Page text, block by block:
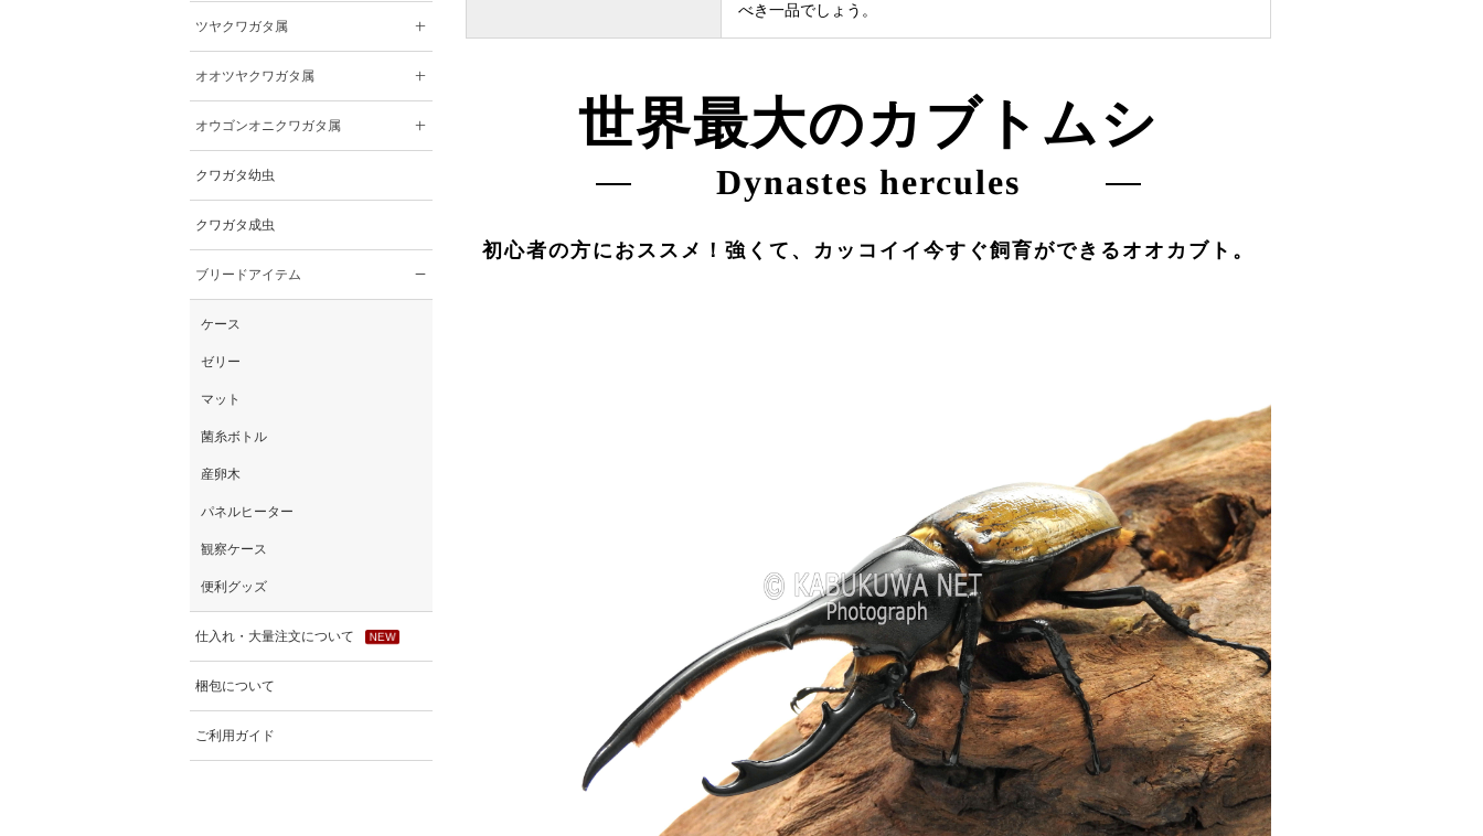
べき一品でしょう。
世界最大のカブトムシ
Dynastes hercules
初心者の方におススメ！強くて、カッコイイ今すぐ飼育ができるオオカブト。
ツヤクワガタ属
オオツヤクワガタ属
オウゴンオニクワガタ属
クワガタ幼虫
クワガタ成虫
ブリードアイテム
ケース
ゼリー
マット
菌糸ボトル
産卵木
パネルヒーター
観察ケース
便利グッズ
仕入れ・大量注文について NEW
梱包について
ご利用ガイド